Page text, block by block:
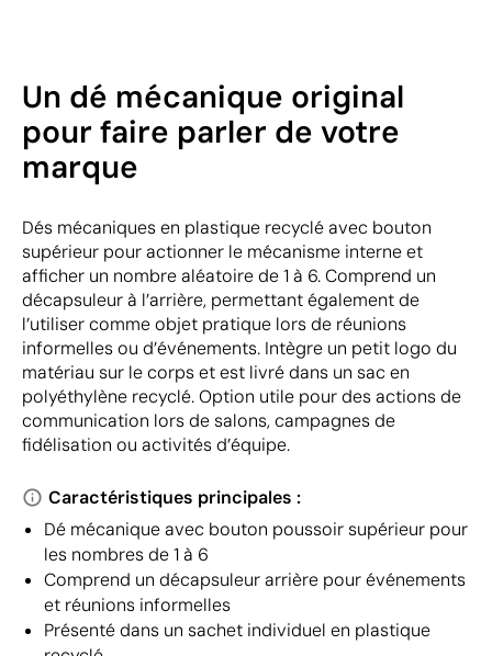
Un dé mécanique original
pour faire parler de votre
marque
Dés mécaniques en plastique recyclé avec bouton
supérieur pour actionner le mécanisme interne et
afficher un nombre aléatoire de 1 à 6. Comprend un
décapsuleur à l’arrière, permettant également de
l’utiliser comme objet pratique lors de réunions
informelles ou d’événements. Intègre un petit logo du
matériau sur le corps et est livré dans un sac en
polyéthylène recyclé. Option utile pour des actions de
communication lors de salons, campagnes de
fidélisation ou activités d’équipe.
Caractéristiques principales :
Dé mécanique avec bouton poussoir supérieur pour
les nombres de 1 à 6
Comprend un décapsuleur arrière pour événements
et réunions informelles
Présenté dans un sachet individuel en plastique